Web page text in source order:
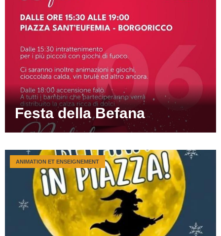
Festa della Befana
ANIMATION ET ENSEIGNEMENT